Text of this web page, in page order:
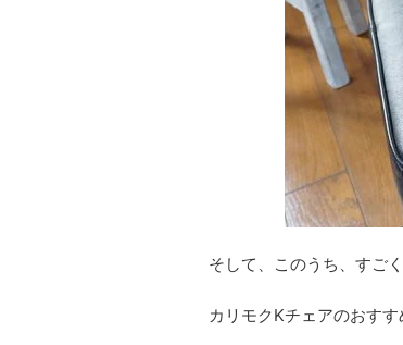
そして、このうち、すご
カリモクKチェアのおす